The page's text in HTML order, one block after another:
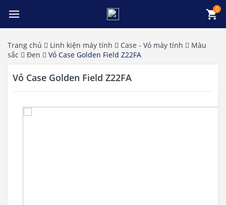
Trang chủ Linh kiện máy tính Case - Vỏ máy tính
Màu
sắc
Đen Vỏ Case Golden Field Z22FA
Vỏ Case Golden Field Z22FA
0